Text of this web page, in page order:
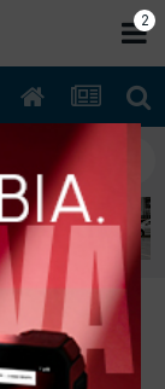
mi ricordo
2